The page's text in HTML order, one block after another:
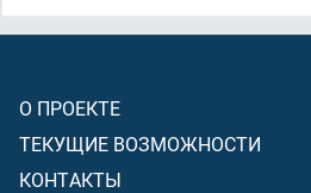
О ПРОЕКТЕ
ТЕКУЩИЕ ВОЗМОЖНОСТИ
КОНТАКТЫ